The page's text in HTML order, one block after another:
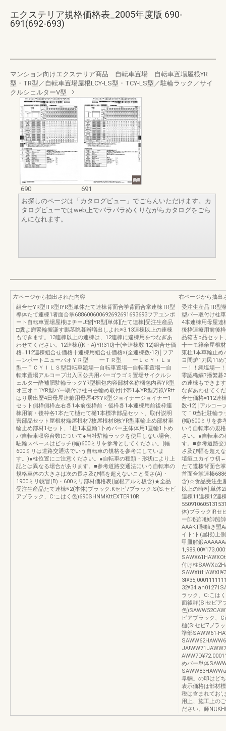
エクステリア規格価格表_2005年度版 690-
691(692-693)
マンション向けエクステリア商品 自転車置場 自転車置場屋根YR
型・TR型／自転車置場屋根LCY-LS型・TCY-LS型／駐輪ラック／サイ
クルシェルターV型
690
691
お探しのページは「カタログビュー」でごらんいただけます。カ
タログビューではweb上でパラパラめくりながらカタログをごら
んになれます。
左ページから抽出された内容
組合せYR型ITR型IYR型単体たて連棟背面合学背面合掌連棟TR型
導体たて連棟1者面合掌688600600692692691693693フアユンポ
ート自転車置場屋根ほチーJ瑠]YR型[単体][たて連棟]受注生産品
□糞よ欝緊輪搬謙す鵬茎眺暮辮増出しよれ※3.13連棟以上の連棟
もできます。13連棟以上の連棟は、12連棟に違棟用をつなぎあ
わせてください。12連棟((K・A)YR310)十(全連棟数-12)組合せ価
格=112連棟組合せ価格十連棟用組合せ価格×(全連棟数-12)￨フア
﹁ンポートニューパオＹＲ型 一ＴＲ型 一ＬｃＹ︲Ｌｓ
型一ＴＣＹｌＬＳ型目転車題場一自転車置場一自転車置場一自
転車置場アルコープ出入回公共用パーゴラゴミ置場サイクルシ
ェルター酔補肥駐輪ラックYR型梱包内容部材名称梱包内容YR型
オ三オニ1YR型バー取付け柱ヨ吾輸め取付け帯1本YR型万祇YRtt
はり居出歴4日母屋連糠用母屋4本YR型ジョイナージョイナー1
セット側枠側枠左右各1本前後枠前・後枠各1本連棟用前後枠連
棟用前・後枠各1本たて樋たて樋1本標準部品セット、取付説明
害部品セット屋根材端屋根材7枚屋根材8枚YR型車輪止め部材車
輪止め部材1セット、1柱1本亘輸1卜めバー主体体用1亘輸1卜め
バ自転車収容台数について●当社駐輪ラックを使用しない場合、
駐輪スベースはビッチ(幅)600ミリを参考としてください。(幅
600ミリは道路交通法でいう自転車の規格を参考にしていま
す。)●柱位置にご注意ください。●自転車の種類・形状により上
記とは異なる場合があります。■参考道路交通法にいう自転車の
規格車体の大きさは次の長さ及び幅を超えないこと長さ(A)・
1900ミリ幌冒(B)・600ミリ部材価格表(屋根アルミ板含)★全品
受注生産品たて連棟※2(本体)ブラック:Kセビ7ブラック:S(S:セビ
アブラック、C:こはく色)690SHNMKttEXTER10R
右ページから抽出
受注生産品TR型
型パー取付け柱
4本連棟用母屋連
後枠連療用前後
品箱古b品セット
十一モ籍余屋根
東柱1本草輪止め
ヨ間炉1刀民11
一！！縄塩場一
零認穐繍?播繁碁
の連棟もできま
なぎあわせてく
合せ価格=112連
数-12)￨アルコー
て｀0当社駐輪ラ
(幅)600ミリを参
いう自転車の規
さい。●自転車の
す。■参考道路交
さ及び幅を超え
埴痘ユカイウ初←
たて遵榛背面合
首面合掌連榛
含)☆食品受注生
以上の時※￨単体
連棟11違棟12連
体)ブラックiRセ
ー帥船帥触帥船
AAAKT翻触き盟
イト:ト(屋根)上
甲皿解鍛
付け柱
ラック、C:こは
面後群(Siセビア
色
ビアブラック、
樋(S:セピ7ブラ
準部
めパー単体
阜輛」の印はど
表示価格は部材
税は含まれてお',
用上、施工上の
ださい。師